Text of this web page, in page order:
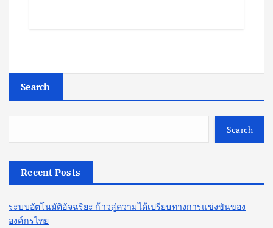
Search
Search
Recent Posts
ระบบอัตโนมัติอัจฉริยะ ก้าวสู่ความได้เปรียบทางการแข่งขันของ
องค์กรไทย